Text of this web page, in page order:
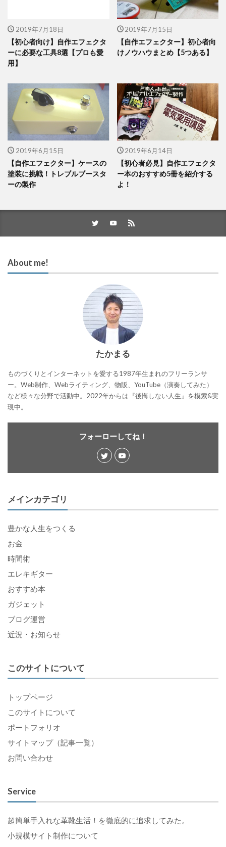
2019年7月18日
【初心者向け】自作エフェクタ
ーに必要な工具8選【プロも愛
用】
2019年7月15日
【自作エフェクター】初心者向
けノウハウまとめ【5つある】
2019年6月15日
【自作エフェクター】ケースの
塗装に挑戦！トレブルブースタ
ーの製作
2019年6月14日
【初心者必見】自作エフェクタ
ー本のおすすめ5冊を紹介する
よ！
About me!
たかまる
ものづくりとインターネットを愛する1987年生まれのフリーランサ
ー。Web制作、Webライティング、物販、YouTube（演奏してみた）
など様々な分野で活動中。2022年からは『後悔しない人生』を模索&実
現中。
フォーローしてね！
メインカテゴリ
豊かな人生をつくる
お金
時間術
エレキギター
おすすめ本
ガジェット
ブログ運営
近況・お知らせ
このサイトについて
トップページ
このサイトについて
ポートフォリオ
サイトマップ（記事一覧）
お問い合わせ
Service
超簡単手入れな革靴生活！を徹底的に追求してみた。
小規模サイト制作について